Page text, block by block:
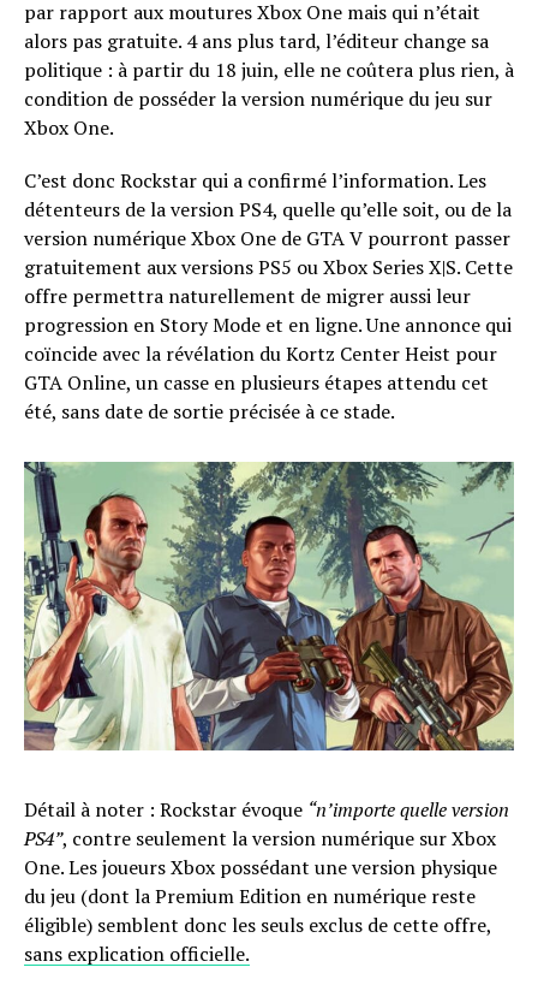
par rapport aux moutures Xbox One mais qui n’était
alors pas gratuite. 4 ans plus tard, l’éditeur change sa
politique : à partir du 18 juin, elle ne coûtera plus rien, à
condition de posséder la version numérique du jeu sur
Xbox One.
C’est donc Rockstar qui a confirmé l’information. Les
détenteurs de la version PS4, quelle qu’elle soit, ou de la
version numérique Xbox One de GTA V pourront passer
gratuitement aux versions PS5 ou Xbox Series X|S. Cette
offre permettra naturellement de migrer aussi leur
progression en Story Mode et en ligne. Une annonce qui
coïncide avec la révélation du Kortz Center Heist pour
GTA Online, un casse en plusieurs étapes attendu cet
été, sans date de sortie précisée à ce stade.
Détail à noter : Rockstar évoque “n’importe quelle version
PS4”, contre seulement la version numérique sur Xbox
One. Les joueurs Xbox possédant une version physique
du jeu (dont la Premium Edition en numérique reste
éligible) semblent donc les seuls exclus de cette offre,
sans explication officielle.